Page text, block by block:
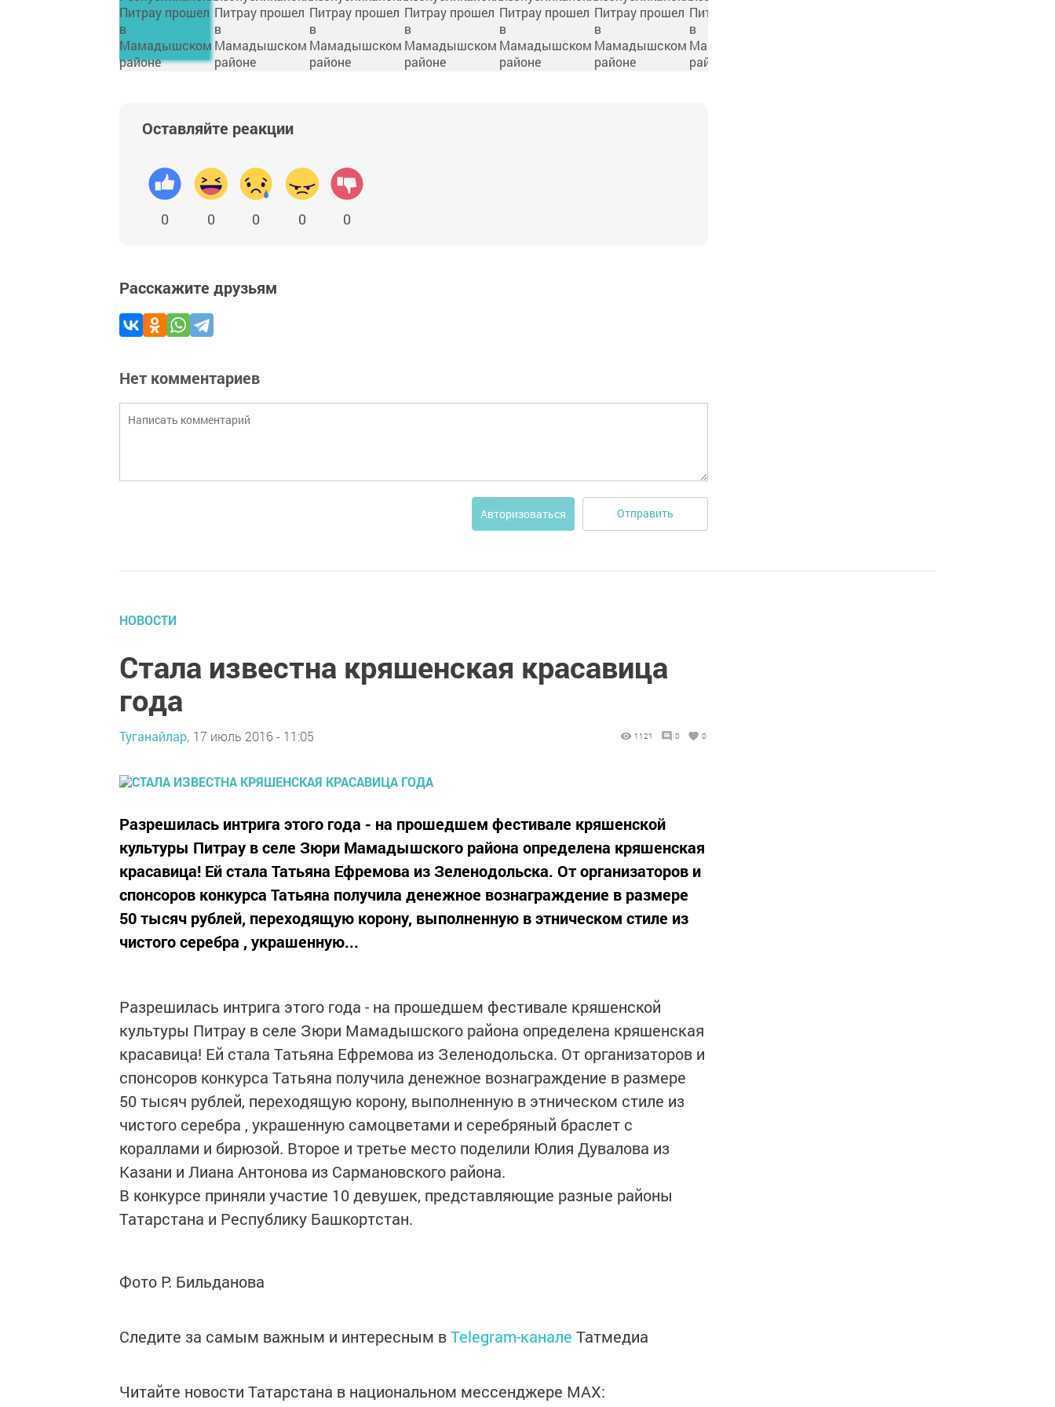
Оставляйте реакции
0 0 0 0 0
Расскажите друзьям
Нет комментариев
Авторизоваться Отправить
НОВОСТИ
Стала известна кряшенская красавица
года
Туганайлар, 17 июль 2016 - 11:05 1121 0 0
Разрешилась интрига этого года - на прошедшем фестивале кряшенской
культуры Питрау в селе Зюри Мамадышского района определена кряшенская
красавица! Ей стала Татьяна Ефремова из Зеленодольска. От организаторов и
спонсоров конкурса Татьяна получила денежное вознаграждение в размере
50 тысяч рублей, переходящую корону, выполненную в этническом стиле из
чистого серебра , украшенную...
Разрешилась интрига этого года - на прошедшем фестивале кряшенской
культуры Питрау в селе Зюри Мамадышского района определена кряшенская
красавица! Ей стала Татьяна Ефремова из Зеленодольска. От организаторов и
спонсоров конкурса Татьяна получила денежное вознаграждение в размере
50 тысяч рублей, переходящую корону, выполненную в этническом стиле из
чистого серебра , украшенную самоцветами и серебряный браслет с
кораллами и бирюзой. Второе и третье место поделили Юлия Дувалова из
Казани и Лиана Антонова из Сармановского района.
В конкурсе приняли участие 10 девушек, представляющие разные районы
Татарстана и Республику Башкортстан.
Фото Р. Бильданова
Следите за самым важным и интересным вTelegram-канале Татмедиа
Читайте новости Татарстана в национальном мессенджере MАХ: